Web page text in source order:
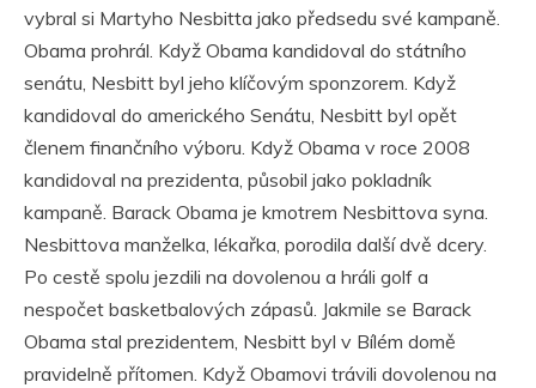
vybral si Martyho Nesbitta jako předsedu své kampaně.
Obama prohrál. Když Obama kandidoval do státního
senátu, Nesbitt byl jeho klíčovým sponzorem. Když
kandidoval do amerického Senátu, Nesbitt byl opět
členem finančního výboru. Když Obama v roce 2008
kandidoval na prezidenta, působil jako pokladník
kampaně. Barack Obama je kmotrem Nesbittova syna.
Nesbittova manželka, lékařka, porodila další dvě dcery.
Po cestě spolu jezdili na dovolenou a hráli golf a
nespočet basketbalových zápasů. Jakmile se Barack
Obama stal prezidentem, Nesbitt byl v Bílém domě
pravidelně přítomen. Když Obamovi trávili dovolenou na